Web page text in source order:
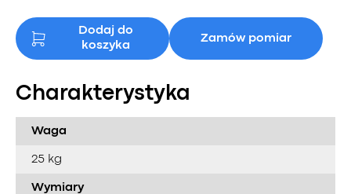
Dodaj do
koszyka
Zamów pomiar
Charakterystyka
Waga
25 kg
Wymiary